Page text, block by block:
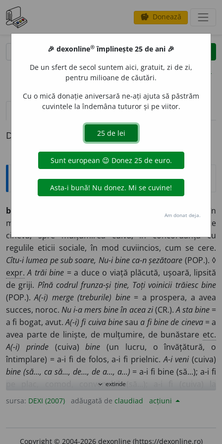
savings Donează
clear
opțiuni
definiții (1) pronunțievolume_up (50)
Definiția cu ID-ul 1265504:
Explicative DEX
b
În mod prielnic, în
mod favorabil, avantajos, util; după cum își dorește
cineva, spre mulțumirea cuiva; în concordanță cu
regulile eticii sociale, în mod cuviincios, cum se cere.
Cîtu-i lumea pe sub soare, Nu-i bine ca-n șezătoare (POP.). ◊
expr. A trăi bine = a duce o viață plăcută, ușoară, lipsită
de griji. Pînă codrul frunza-și ține, Toți voinicii trăiesc bine
(POP.).A(-i) merge (treburile) bine= a prospera, a avea
succes, noroc.Nu i-a mers bine în acea zi(CR.).A sta bine=
a fi bogat, avut.A(-i) fi cuiva binesaua fi bine de cineva= a
avea parte de liniște, de mulțumire, de bunăstare etc.
A(-i) prinde(cuiva)bine (un lucru, o învățătură, o
întimplare) = a-i fi de folos, a-i fi prielnic.A-i veni (cuiva)
bine (să..., ca să..., de..., de a..., a...) = a-i fi bine (să...); a-i fi
pe plac, comod, convenabil (să...); a-i fi (cuiva) la
îndemînă (să...), a găsi momentul prielnic (să...); a fi
expand_more extinde
sursa: DEXI (2007) adăugată de claudiad acțiuni
Copyright © 2004-2026 dexonline (https://dexonline.ro)
🎉 dexonline® împlinește 25 de ani 🎉
De un sfert de secol suntem aici, gratuit, zi de zi,
pentru milioane de căutări.
Cu o mică donație aniversară ne-ați ajuta să păstrăm
cuvintele la îndemâna tuturor și pe viitor.
Am donat deja.